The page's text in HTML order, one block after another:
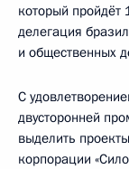
который пройдёт
делегация
и общественных
С
двусторонней
выделить
корпорации